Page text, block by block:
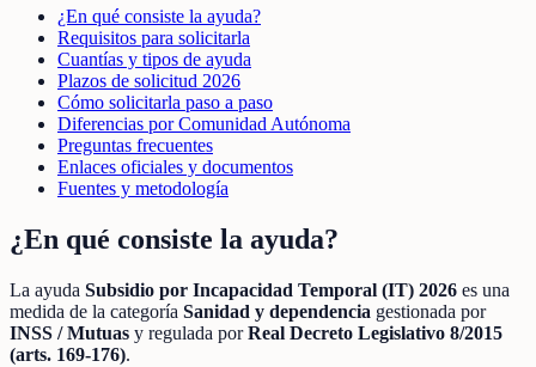
¿En qué consiste la ayuda?
Requisitos para solicitarla
Cuantías y tipos de ayuda
Plazos de solicitud 2026
Cómo solicitarla paso a paso
Diferencias por Comunidad Autónoma
Preguntas frecuentes
Enlaces oficiales y documentos
Fuentes y metodología
¿En qué consiste la ayuda?
La ayuda Subsidio por Incapacidad Temporal (IT) 2026 es una
medida de la categoría Sanidad y dependencia gestionada por
INSS / Mutuas y regulada porReal Decreto Legislativo 8/2015
(arts. 169-176).